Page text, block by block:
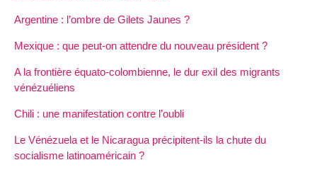
Argentine : l’ombre de Gilets Jaunes ?
Mexique : que peut-on attendre du nouveau président ?
A la frontière équato-colombienne, le dur exil des migrants
vénézuéliens
Chili : une manifestation contre l’oubli
Le Vénézuela et le Nicaragua précipitent-ils la chute du
socialisme latinoaméricain ?